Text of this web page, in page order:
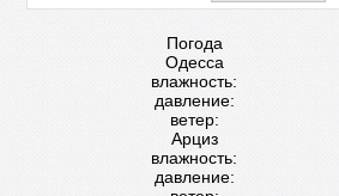
Погода
Одесса
влажность:
давление:
ветер:
Арциз
влажность:
давление: